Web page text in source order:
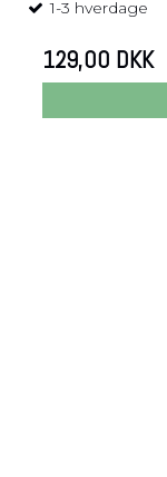
1-3 hverdage
129,00 DKK